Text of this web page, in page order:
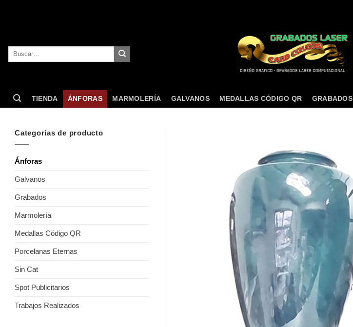
Buscar
TIENDA ÁNFORAS MARMOLERÍA GALVANOS MEDALLAS CÓDIGO QR GRABADOS
Categorías de producto
Ánforas
Galvanos
Grabados
Marmolería
Medallas Código QR
Porcelanas Eternas
Sin Cat
Spot Publicitarios
Trabajos Realizados